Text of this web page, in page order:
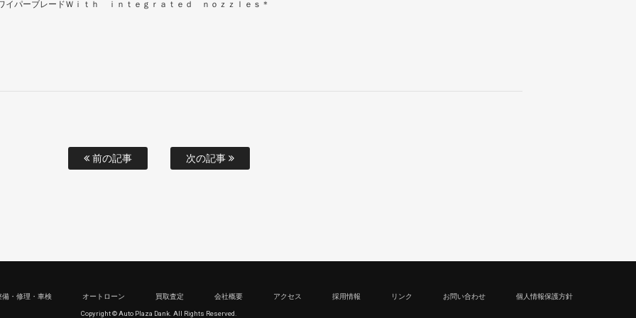
イパーブレードＷｉｔｈ ｉｎｔｅｇｒａｔｅｄ ｎｏｚｚｌｅｓ＊
前の記事 次の記事
備・修理・車検 オートローン 買取査定 会社概要 アクセス 採用情報 リンク お問い合わせ 個人情報保護方針
Copyright © Auto Plaza Dank. All Rights Reserved.